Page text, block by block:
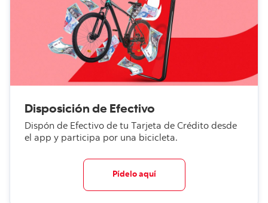
Disposición de Efectivo
Dispón de Efectivo de tu Tarjeta de Crédito desde
el app y participa por una bicicleta.
Pídelo aquí